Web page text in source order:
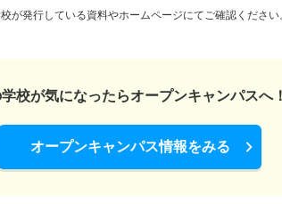
が発行している資料やホームページにてご確認ください
学校が気になったらオープンキャンパスへ！
オープンキャンパス情報をみる